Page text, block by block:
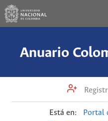
Está en: Portal